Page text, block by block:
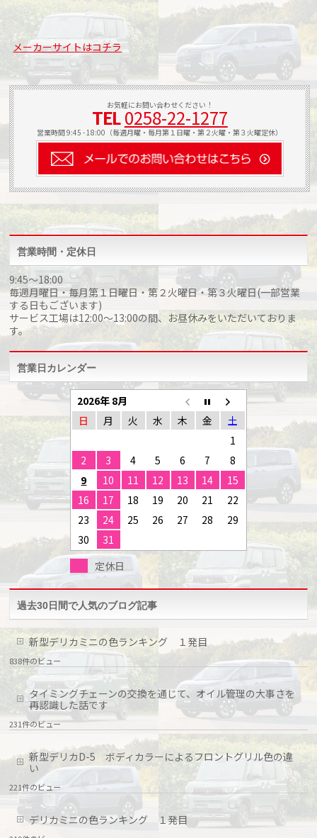
メーカーサイトはコチラ
お気軽にお問い合わせください！
TEL 0258-22-1277
営業時間 9:45 - 18:00（毎週月曜・毎月第１日曜・第２火曜・第３火曜定休）
営業時間・定休日
9:45～18:00
毎週月曜日・毎月第１日曜日・第２火曜日・第３火曜日(一部営業
する日もございます)
サービス工場は12:00～13:00の間、お昼休みをいただいておりま
す。
営業日カレンダー
2026年 8月
日
月 火 水 木 金
土
1
2
3 4 5 6 7
8
9
10 11 12 13 14
15
16
17 18 19 20 21
22
23
24 25 26 27 28
29
30
31
定休日
過去30日間で人気のブログ記事
新型デリカミニの色ランキング １発目
838件のビュー
タイミングチェーンの交換を通じて、オイル管理の大事さを
再認識した話です
231件のビュー
新型デリカD-5 ボディカラーによるフロントグリル色の違
い
221件のビュー
デリカミニの色ランキング １発目